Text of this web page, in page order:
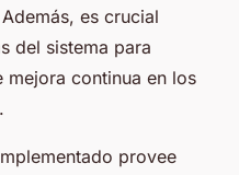
es crucial
del sistema para
continua en los
provee